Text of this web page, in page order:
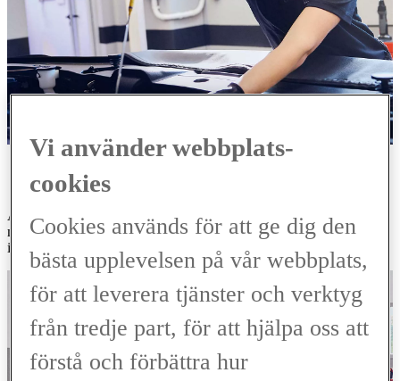
OLJEBYTE PÅ DIN BIL
Även om oljebyte görs som en del av service för din Lexus är det
miltalen som avgör hur ofta du behöver byta oljan. För att få mer
information kontakta din närmaste serviceverkstad.
Vi använder webbplats-
cookies
Cookies används för att ge dig den
bästa upplevelsen på vår webbplats,
för att leverera tjänster och verktyg
från tredje part, för att hjälpa oss att
förstå och förbättra hur